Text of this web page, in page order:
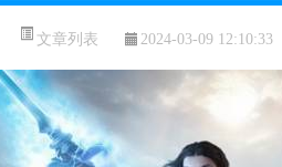
文章列表 2024-03-09 12:10:33